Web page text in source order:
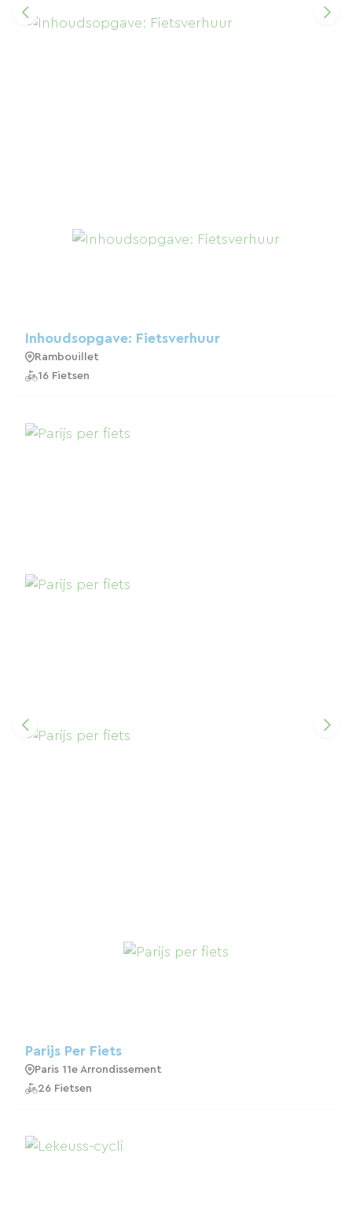
Inhoudsopgave: Fietsverhuur
Rambouillet
16 Fietsen
Parijs Per Fiets
Paris 11e Arrondissement
26 Fietsen